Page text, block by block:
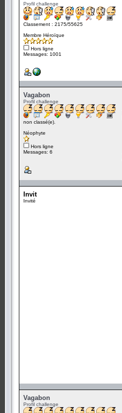
Profil challenge
Classement : 2175/55625
Membre Héroïque
Hors ligne
Messages: 1001
Vagabon
Profil challenge
non classé(e).
Néophyte
Hors ligne
Messages: 6
Invit
Invité
Vagabon
Profil challenge